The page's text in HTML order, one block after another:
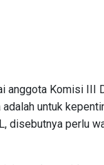
anggota Komisi III
untuk
disebutnya perlu